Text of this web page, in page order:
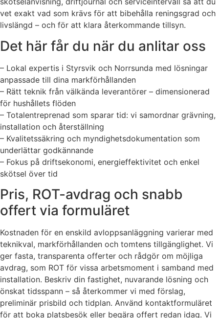
vet exakt vad som krävs för att bibehålla reningsgrad och
livslängd – och för att klara återkommande tillsyn.
Det här får du när du anlitar oss
– Lokal expertis i Styrsvik och Norrsunda med lösningar
anpassade till dina markförhållanden
– Rätt teknik från välkända leverantörer – dimensionerad
för hushållets flöden
– Totalentreprenad som sparar tid: vi samordnar grävning,
installation och återställning
– Kvalitetssäkring och myndighetsdokumentation som
underlättar godkännande
– Fokus på driftsekonomi, energieffektivitet och enkel
skötsel över tid
Pris, ROT-avdrag och snabb
offert via formuläret
Kostnaden för en enskild avloppsanläggning varierar med
teknikval, markförhållanden och tomtens tillgänglighet. Vi
ger fasta, transparenta offerter och rådgör om möjliga
avdrag, som ROT för vissa arbetsmoment i samband med
installation. Beskriv din fastighet, nuvarande lösning och
önskat tidsspann – så återkommer vi med förslag,
preliminär prisbild och tidplan. Använd kontaktformuläret
för att boka platsbesök eller begära offert redan idag. Vi